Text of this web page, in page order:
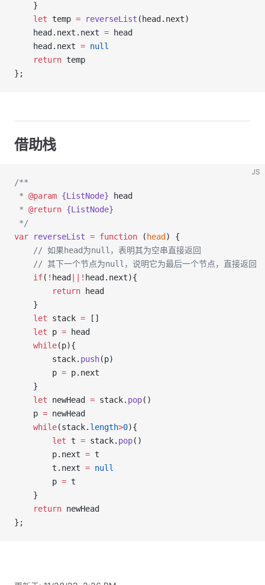
    }
let temp = reverseList (head.next)
    head.next.next
= head
    head.next
= null
return temp
};
借助栈
JS
/**
* @param {ListNode}
head
* @return {ListNode}
*/
var
reverseList = function ( head ) {
// 如果head为null，表明其为空串直接返回
// 其下一个节点为null，说明它为最后一个节点，直接返回
if( ! head ||! head.next){
return head
    }
let stack = []
let p = head
while(p){
        stack.
push(p)
        p
= p.next
    }
let newHead = stack. pop()
    p
= newHead
while(stack. length>0){
let t = stack. pop()
        p.next
= t
        t.next
= null
        p
= t
    }
return newHead
};